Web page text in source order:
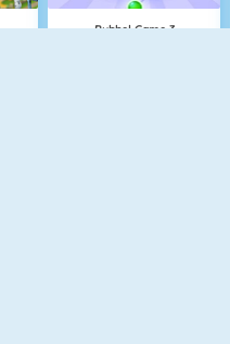
Bubbel Game 3